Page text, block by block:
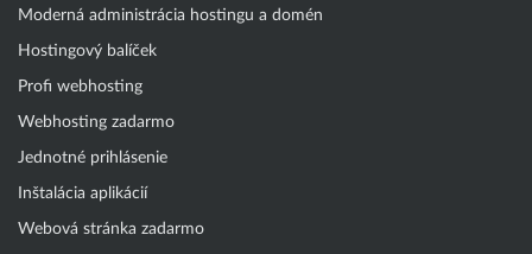
Moderná administrácia hostingu a domén
Hostingový balíček
Profi webhosting
Webhosting zadarmo
Jednotné prihlásenie
Inštalácia aplikácií
Webová stránka zadarmo